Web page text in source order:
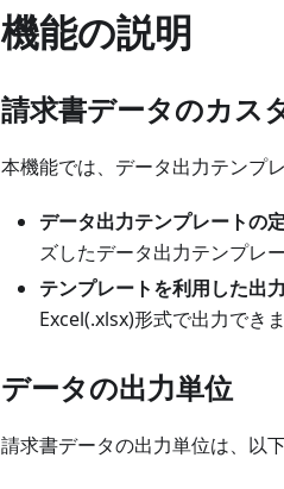
機能の説明
請求書データのカス
本機能では、データ出力テンプ
データ出力テンプレートの
ズしたデータ出力テンプレ
テンプレートを利用した出力
Excel(.xlsx)形式で出力できま
データの出力単位
請求書データの出力単位は、以